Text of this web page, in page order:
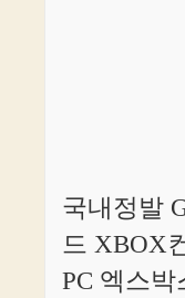
국내정발
드 XBOX
PC 엑스박